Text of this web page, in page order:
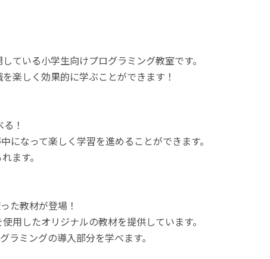
ている小学生向けプログラミング教室です。
楽しく効果的に学ぶことができます！
！
なって楽しく学習を進めることができます。
ます。
た教材が登場！
用したオリジナルの教材を提供しています。
ミングの導入部分を学べます。